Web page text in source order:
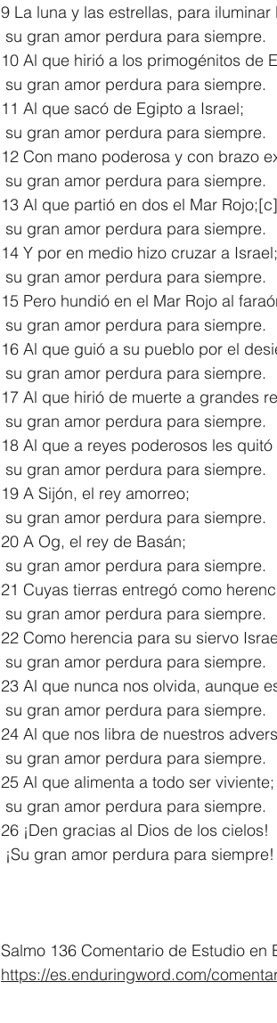
9 La luna y las estrellas, para iluminar
su gran amor perdura para siempre.
10 Al que hirió a los primogénitos de
su gran amor perdura para siempre.
11 Al que sacó de Egipto a Israel;
su gran amor perdura para siempre.
12 Con mano poderosa y con brazo
su gran amor perdura para siempre.
13 Al que partió en dos el Mar Rojo;[c]
su gran amor perdura para siempre.
14 Y por en medio hizo cruzar a Israel;
su gran amor perdura para siempre.
15 Pero hundió en el Mar Rojo al
su gran amor perdura para siempre.
16 Al que guió a su pueblo por el
su gran amor perdura para siempre.
17 Al que hirió de muerte a grandes
su gran amor perdura para siempre.
18 Al que a reyes poderosos les quitó
su gran amor perdura para siempre.
19 A Sijón, el rey amorreo;
su gran amor perdura para siempre.
20 A Og, el rey de Basán;
su gran amor perdura para siempre.
21 Cuyas tierras entregó como
su gran amor perdura para siempre.
22 Como herencia para su siervo
su gran amor perdura para siempre.
23 Al que nunca nos olvida, aunque
su gran amor perdura para siempre.
24 Al que nos libra de nuestros
su gran amor perdura para siempre.
25 Al que alimenta a todo ser viviente;
su gran amor perdura para siempre.
26 ¡Den gracias al Dios de los cielos!
¡Su gran amor perdura para siempre!
Salmo 136 Comentario de Estudio en
https://es.enduringword.com/